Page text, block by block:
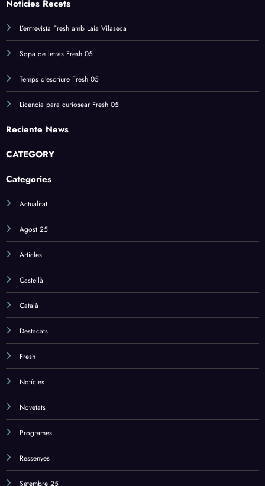
Noticies Recets
L’entrevista Fresh amb Laia Vilaseca
Sopa de letras Fresh 05
Temps d’escriure Fresh 05
Licencia para curiosear Fresh 05
Reciente News
CATEGORY
Categories
Actualitat
Agost 25
Articles
Castellà
Català
Destacats
Fresh
Notícies
Novetats
Programes
Ressenyes
Setembre 25